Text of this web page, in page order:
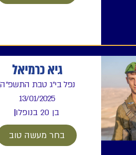
גיא כרמיאל
נפל בי"ג טבת התשפ"ה
13/01/2025
בן 20 בנופלו
בחר מעשה טוב